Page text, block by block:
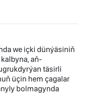
we içki dünýäsiniň
aň-
täsirli
üçin hem çagalar
bolmagynda